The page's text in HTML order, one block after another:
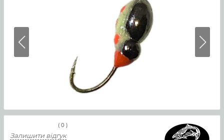
( 0 )
Залишити відгук